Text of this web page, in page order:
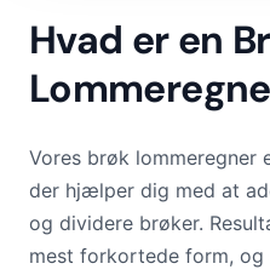
Hvad er en
Vores brøk
der hjælper dig med at
og dividere brøker.
mest forkortede form, og